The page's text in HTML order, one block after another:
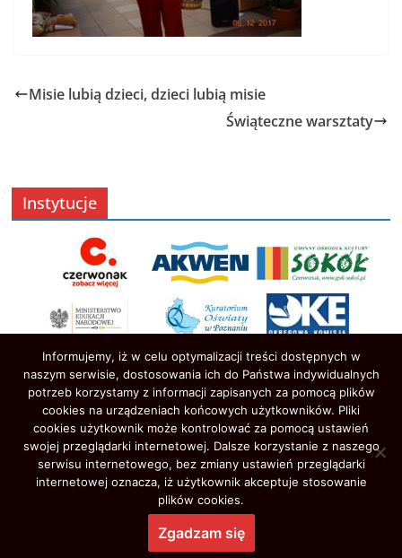
Misie lubią dzieci, dzieci lubią misie
Świąteczne warsztaty
Instytucje
Prawa autorskie © 2026 Oświata w Czerwonaku. Wszystkie
prawa zastrzeżone.
stworzony przez ThemeGrill. Wspierane przez
WordPress.
Informujemy, iż w celu optymalizacji treści dostępnych w
naszym serwisie, dostosowania ich do Państwa indywidualnych
potrzeb korzystamy z informacji zapisanych za pomocą plików
cookies na urządzeniach końcowych użytkowników. Pliki
cookies użytkownik może kontrolować za pomocą ustawień
swojej przeglądarki internetowej. Dalsze korzystanie z naszego
serwisu internetowego, bez zmiany ustawień przeglądarki
internetowej oznacza, iż użytkownik akceptuje stosowanie
plików cookies.
Zgadzam się